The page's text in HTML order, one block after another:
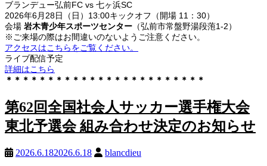
ブランデュー弘前FC vs 七ヶ浜SC
2026年6月28日（日）13:00キックオフ（開場 11：30）
会場 岩木青少年スポーツセンター （弘前市常盤野湯段萢1-2）
※ご来場の際はお間違いのないようご注意ください。
アクセスはこちらをご覧ください。
ライブ配信予定
詳細はこちら
＊＊＊＊＊＊＊＊＊＊＊＊＊＊＊＊＊＊＊＊＊＊＊＊
第62回全国社会人サッカー選手権大会
東北予選会 組み合わせ決定のお知らせ
2026.6.182026.6.18 blancdieu